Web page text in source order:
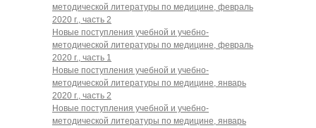
методической литературы по медицине, февраль
2020 г., часть 2
Новые поступления учебной и учебно-
методической литературы по медицине, февраль
2020 г., часть 1
Новые поступления учебной и учебно-
методической литературы по медицине, январь
2020 г., часть 2
Новые поступления учебной и учебно-
методической литературы по медицине, январь